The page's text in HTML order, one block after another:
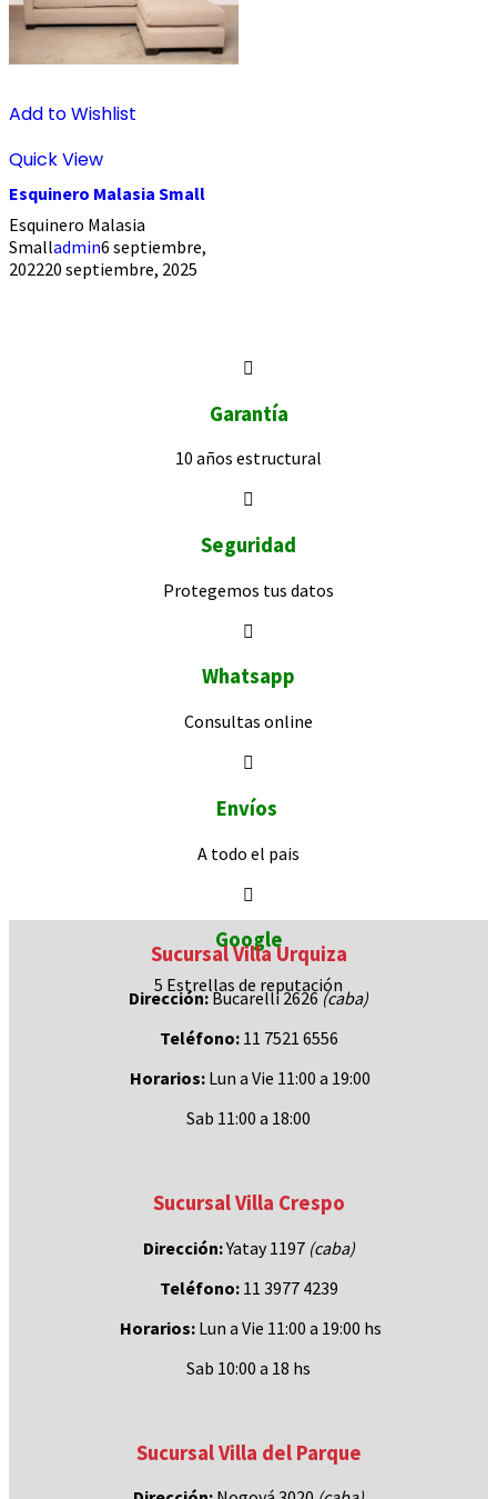
Add to Wishlist
Quick View
Esquinero Malasia Small
Esquinero Malasia
Smalladmin6 septiembre,
202220 septiembre, 2025
Garantía
10 años estructural
Seguridad
Protegemos tus datos
Whatsapp
Consultas online
Envíos
A todo el pais
Google
5 Estrellas de reputación
Sucursal Villa Urquiza
Dirección:Bucarelli 2626(caba)
Teléfono:11 7521 6556
Horarios: Lun a Vie 11:00 a 19:00
Sab 11:00 a 18:00
Sucursal Villa Crespo
Dirección:Yatay 1197 (caba)
Teléfono:11 3977 4239
Horarios:Lun a Vie 11:00 a 19:00 hs
Sab 10:00 a 18 hs
Sucursal Villa del Parque